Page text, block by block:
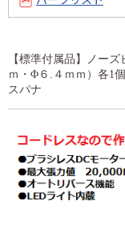
【標準付属品】ノー
ｍ・Φ６.４ｍｍ）各1
スパナ